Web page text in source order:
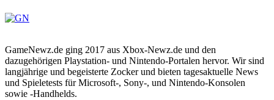
GameNewz.de ging 2017 aus Xbox-Newz.de und den
dazugehörigen Playstation- und Nintendo-Portalen hervor. Wir sind
langjährige und begeisterte Zocker und bieten tagesaktuelle News
und Spieletests für Microsoft-, Sony-, und Nintendo-Konsolen
sowie -Handhelds.